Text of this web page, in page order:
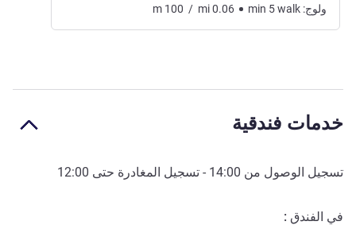
ولوج: m 100 / mi0.06 min 5walk
خدمات فندقية
تسجيل الوصول من 14:00 - تسجيل المغادرة حتى 12:00
في الفندق